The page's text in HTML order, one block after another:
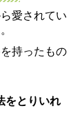
愛されてい
持ったもの
をとりいれ